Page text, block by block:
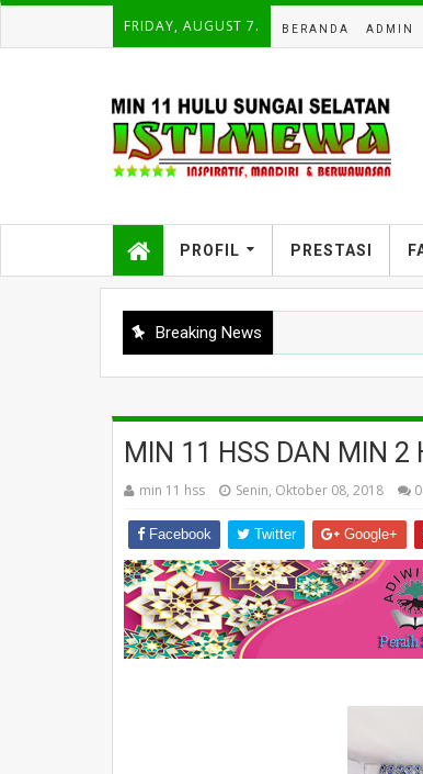
FRIDAY, AUGUST 7. BERANDA ADMIN
PROFIL PRESTASI
Breaking News
MIN 11 HSS DAN MIN 2
min 11 hss Senin, Oktober 08, 2018 0
Facebook Twitter Google+